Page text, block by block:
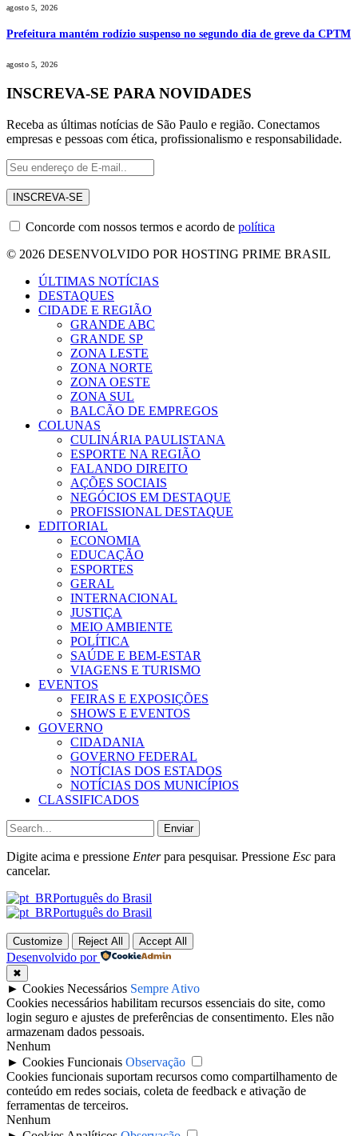
agosto 5, 2026
Prefeitura mantém rodízio suspenso no segundo dia de greve da CPTM
agosto 5, 2026
INSCREVA-SE PARA NOVIDADES
Receba as últimas notícias de São Paulo e região. Conectamos
empresas e pessoas com ética, profissionalismo e responsabilidade.
Concorde com nossos termos e acordo de política
© 2026 DESENVOLVIDO POR HOSTING PRIME BRASIL
ÚLTIMAS NOTÍCIAS
DESTAQUES
CIDADE E REGIÃO
GRANDE ABC
GRANDE SP
ZONA LESTE
ZONA NORTE
ZONA OESTE
ZONA SUL
BALCÃO DE EMPREGOS
COLUNAS
CULINÁRIA PAULISTANA
ESPORTE NA REGIÃO
FALANDO DIREITO
AÇÕES SOCIAIS
NEGÓCIOS EM DESTAQUE
PROFISSIONAL DESTAQUE
EDITORIAL
ECONOMIA
EDUCAÇÃO
ESPORTES
GERAL
INTERNACIONAL
JUSTIÇA
MEIO AMBIENTE
POLÍTICA
SAÚDE E BEM-ESTAR
VIAGENS E TURISMO
EVENTOS
FEIRAS E EXPOSIÇÕES
SHOWS E EVENTOS
GOVERNO
CIDADANIA
GOVERNO FEDERAL
NOTÍCIAS DOS ESTADOS
NOTÍCIAS DOS MUNICÍPIOS
CLASSIFICADOS
Enviar
Digite acima e pressione Enterpara pesquisar. Pressione Esc para
cancelar.
Português do Brasil
Português do Brasil
Customize Reject All Accept All
Desenvolvido por
✖
► Cookies Necessários Sempre Ativo
Cookies necessários habilitam recursos essenciais do site, como
login seguro e ajustes de preferências de consentimento. Eles não
armazenam dados pessoais.
Nenhum
► Cookies Funcionais Observação
Cookies funcionais suportam recursos como compartilhamento de
conteúdo em redes sociais, coleta de feedback e ativação de
ferramentas de terceiros.
Nenhum